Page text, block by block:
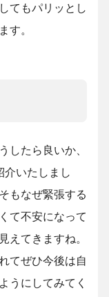
てもパリッとし
す。
したら良いか、
介いたしまし
もなぜ緊張する
て不安になって
えてきますね。
てぜひ今後は自
うにしてみてく